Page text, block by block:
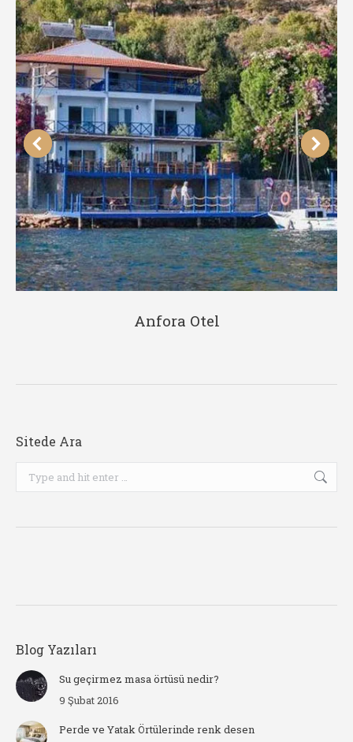
Anfora Otel
Sitede Ara
Blog Yazıları
Su geçirmez masa örtüsü nedir?
9 Şubat 2016
Perde ve Yatak Örtülerinde renk desen